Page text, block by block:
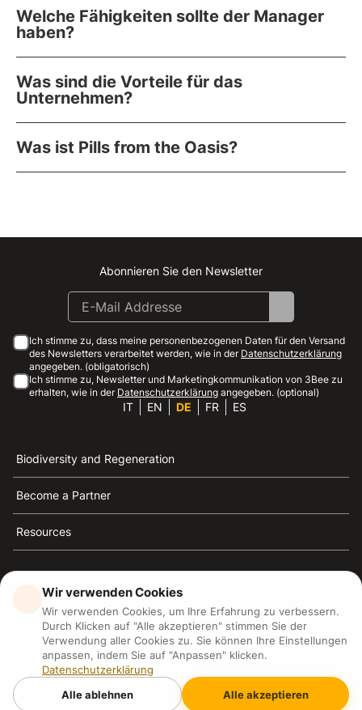
Welche Fähigkeiten sollte der Manager
haben?
Was sind die Vorteile für das
Unternehmen?
Was ist Pills from the Oasis?
Instagram
Facebook
Linkedin
Youtube
Abonnieren Sie den Newsletter
Ich stimme zu, dass meine personenbezogenen Daten für den Versand
des Newsletters verarbeitet werden, wie in der Datenschutzerklärung
angegeben. (obligatorisch)
Ich stimme zu, Newsletter und Marketingkommunikation von 3Bee zu
erhalten, wie in der Datenschutzerklärung angegeben. (optional)
IT EN DE FR ES
Biodiversity and Regeneration
Become a Partner
Resources
3Bee ist die Referenz für Nachhaltigkeit, Bienenschutz
und Biodiversität
3Bee S.R.L Via Pastrengo 14, 20159, Milano (MI)
P.IVA: IT09711590969
3Bee GmbHSede legale: Oranienburger Straße 23, 10178
Wir verwenden Cookies
Wir verwenden Cookies, um Ihre Erfahrung zu verbessern.
Durch Klicken auf "Alle akzeptieren" stimmen Sie der
Verwendung aller Cookies zu. Sie können Ihre Einstellungen
anpassen, indem Sie auf "Anpassen" klicken.
Datenschutzerklärung
Alle ablehnen
Alle akzeptieren